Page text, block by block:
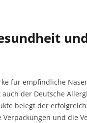
für empfindliche
der Deutsche
belegt der
und die